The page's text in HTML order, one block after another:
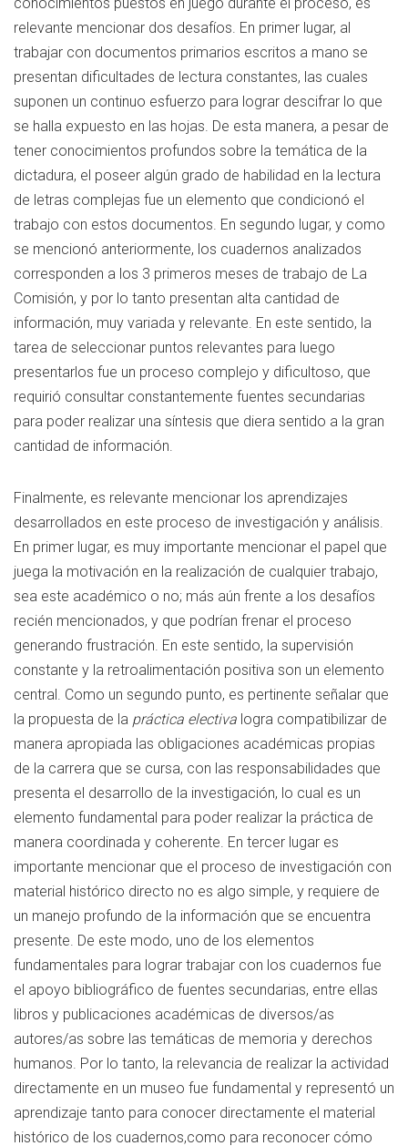
relevante mencionar dos desafíos. En primer lugar, al
trabajar con documentos primarios escritos a mano se
presentan dificultades de lectura constantes, las cuales
suponen un continuo esfuerzo para lograr descifrar lo que
se halla expuesto en las hojas. De esta manera, a pesar de
tener conocimientos profundos sobre la temática de la
dictadura, el poseer algún grado de habilidad en la lectura
de letras complejas fue un elemento que condicionó el
trabajo con estos documentos. En segundo lugar, y como
se mencionó anteriormente, los cuadernos analizados
corresponden a los 3 primeros meses de trabajo de La
Comisión, y por lo tanto presentan alta cantidad de
información, muy variada y relevante. En este sentido, la
tarea de seleccionar puntos relevantes para luego
presentarlos fue un proceso complejo y dificultoso, que
requirió consultar constantemente fuentes secundarias
para poder realizar una síntesis que diera sentido a la gran
cantidad de información.
Finalmente, es relevante mencionar los aprendizajes
desarrollados en este proceso de investigación y análisis.
En primer lugar, es muy importante mencionar el papel que
juega la motivación en la realización de cualquier trabajo,
sea este académico o no; más aún frente a los desafíos
recién mencionados, y que podrían frenar el proceso
generando frustración. En este sentido, la supervisión
constante y la retroalimentación positiva son un elemento
central. Como un segundo punto, es pertinente señalar que
la propuesta de la práctica electiva logra compatibilizar de
manera apropiada las obligaciones académicas propias
de la carrera que se cursa, con las responsabilidades que
presenta el desarrollo de la investigación, lo cual es un
elemento fundamental para poder realizar la práctica de
manera coordinada y coherente. En tercer lugar es
importante mencionar que el proceso de investigación con
material histórico directo no es algo simple, y requiere de
un manejo profundo de la información que se encuentra
presente. De este modo, uno de los elementos
fundamentales para lograr trabajar con los cuadernos fue
el apoyo bibliográfico de fuentes secundarias, entre ellas
libros y publicaciones académicas de diversos/as
autores/as sobre las temáticas de memoria y derechos
humanos. Por lo tanto, la relevancia de realizar la actividad
directamente en un museo fue fundamental y representó un
aprendizaje tanto para conocer directamente el material
histórico de los cuadernos,como para reconocer cómo